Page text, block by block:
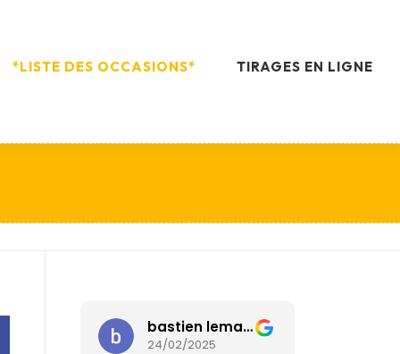
*LISTE DES OCCASIONS* TIRAGES EN LIGNE
bastien lemaitre
24/02/2025